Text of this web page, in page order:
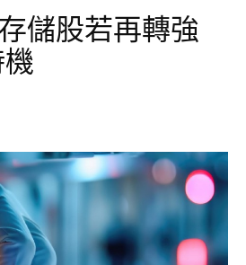
儲股若再轉強